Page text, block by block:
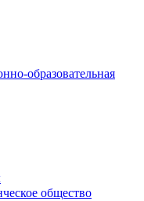
образовательная
общество